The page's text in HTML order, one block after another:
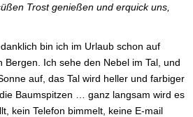
Trost genießen und erquick uns,
bin ich im Urlaub schon auf
Bergen. Ich sehe den Nebel im Tal, und
auf, das Tal wird heller und farbiger
Baumspitzen … ganz langsam wird es
kein Telefon bimmelt, keine E-mail